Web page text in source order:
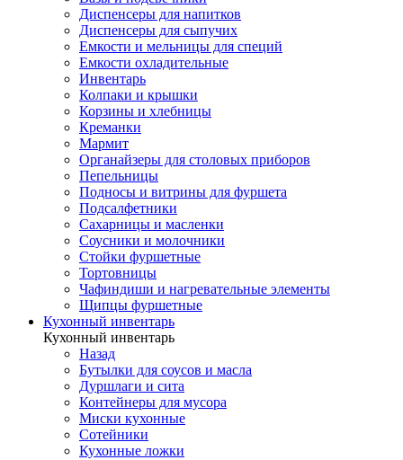
Диспенсеры для напитков
Диспенсеры для сыпучих
Емкости и мельницы для специй
Емкости охладительные
Инвентарь
Колпаки и крышки
Корзины и хлебницы
Креманки
Мармит
Органайзеры для столовых приборов
Пепельницы
Подносы и витрины для фуршета
Подсалфетники
Сахарницы и масленки
Соусники и молочники
Стойки фуршетные
Тортовницы
Чафиндиши и нагревательные элементы
Щипцы фуршетные
Кухонный инвентарь
Кухонный инвентарь
Назад
Бутылки для соусов и масла
Дуршлаги и сита
Контейнеры для мусора
Миски кухонные
Сотейники
Кухонные ложки